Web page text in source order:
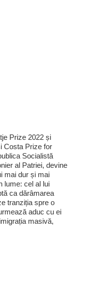
Prize 2022 și
Costa Prize for
Socialistă
al Patriei, devine
mai dur și mai
lume: cel al lui
ca dărâmarea
tranziția spre o
aduc cu ei
masivă,